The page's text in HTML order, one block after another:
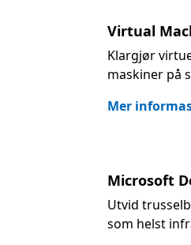
Virtual
Klargjør
maskiner på
Mer
Microsoft
Utvid
som helst